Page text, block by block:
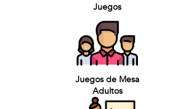
Juegos
Juegos de Mesa
Adultos